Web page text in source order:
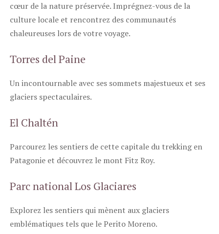
cœur de la nature préservée. Imprégnez-vous de la
culture locale et rencontrez des communautés
chaleureuses lors de votre voyage.
Torres del Paine
Un incontournable avec ses sommets majestueux et ses
glaciers spectaculaires.
El Chaltén
Parcourez les sentiers de cette capitale du trekking en
Patagonie et découvrez le mont Fitz Roy.
Parc national Los Glaciares
Explorez les sentiers qui mènent aux glaciers
emblématiques tels que le Perito Moreno.